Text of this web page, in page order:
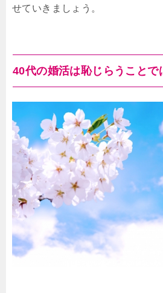
せていきましょう。
40代の婚活は恥じらうことで